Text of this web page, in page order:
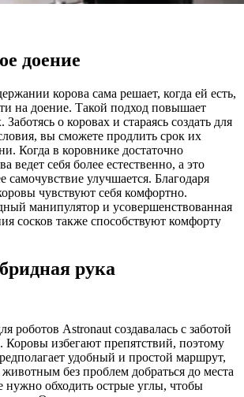
доение
корова сама решает, когда ей есть,
на доение. Такой подход повышает
о коровах и стараясь создать для
вы сможете продлить срок их
Когда в коровнике достаточно
ведет себя более естественно, а это
самочувствие улучшается. Благодаря
чувствуют себя комфортно.
манипулятор и усовершенствованная
сосков также способствуют комфорту
рука
роботов Astronaut создавалась с заботой
Коровы избегают препятствий, поэтому
удобный и простой маршрут,
без проблем добраться до места
нужно обходить острые углы, чтобы